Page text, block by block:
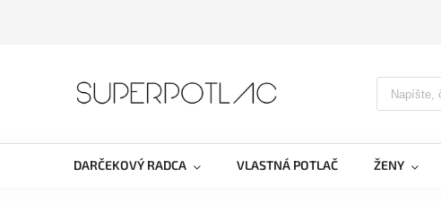
DARČEKOVÝ RADCA VLASTNÁ POTLAČ ŽENY